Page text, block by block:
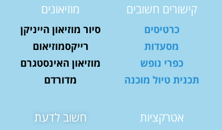
קישורים חשובים
כרטיסים
מסעדות
כפרי נופש
תכנית טיול מוכנה
מוזיאונים
סיור מוזיאון הייניקן
רייקסמוזיאום
מוזיאון האינסטגרם
מדורדם
אטרקציות חשוב לדעת